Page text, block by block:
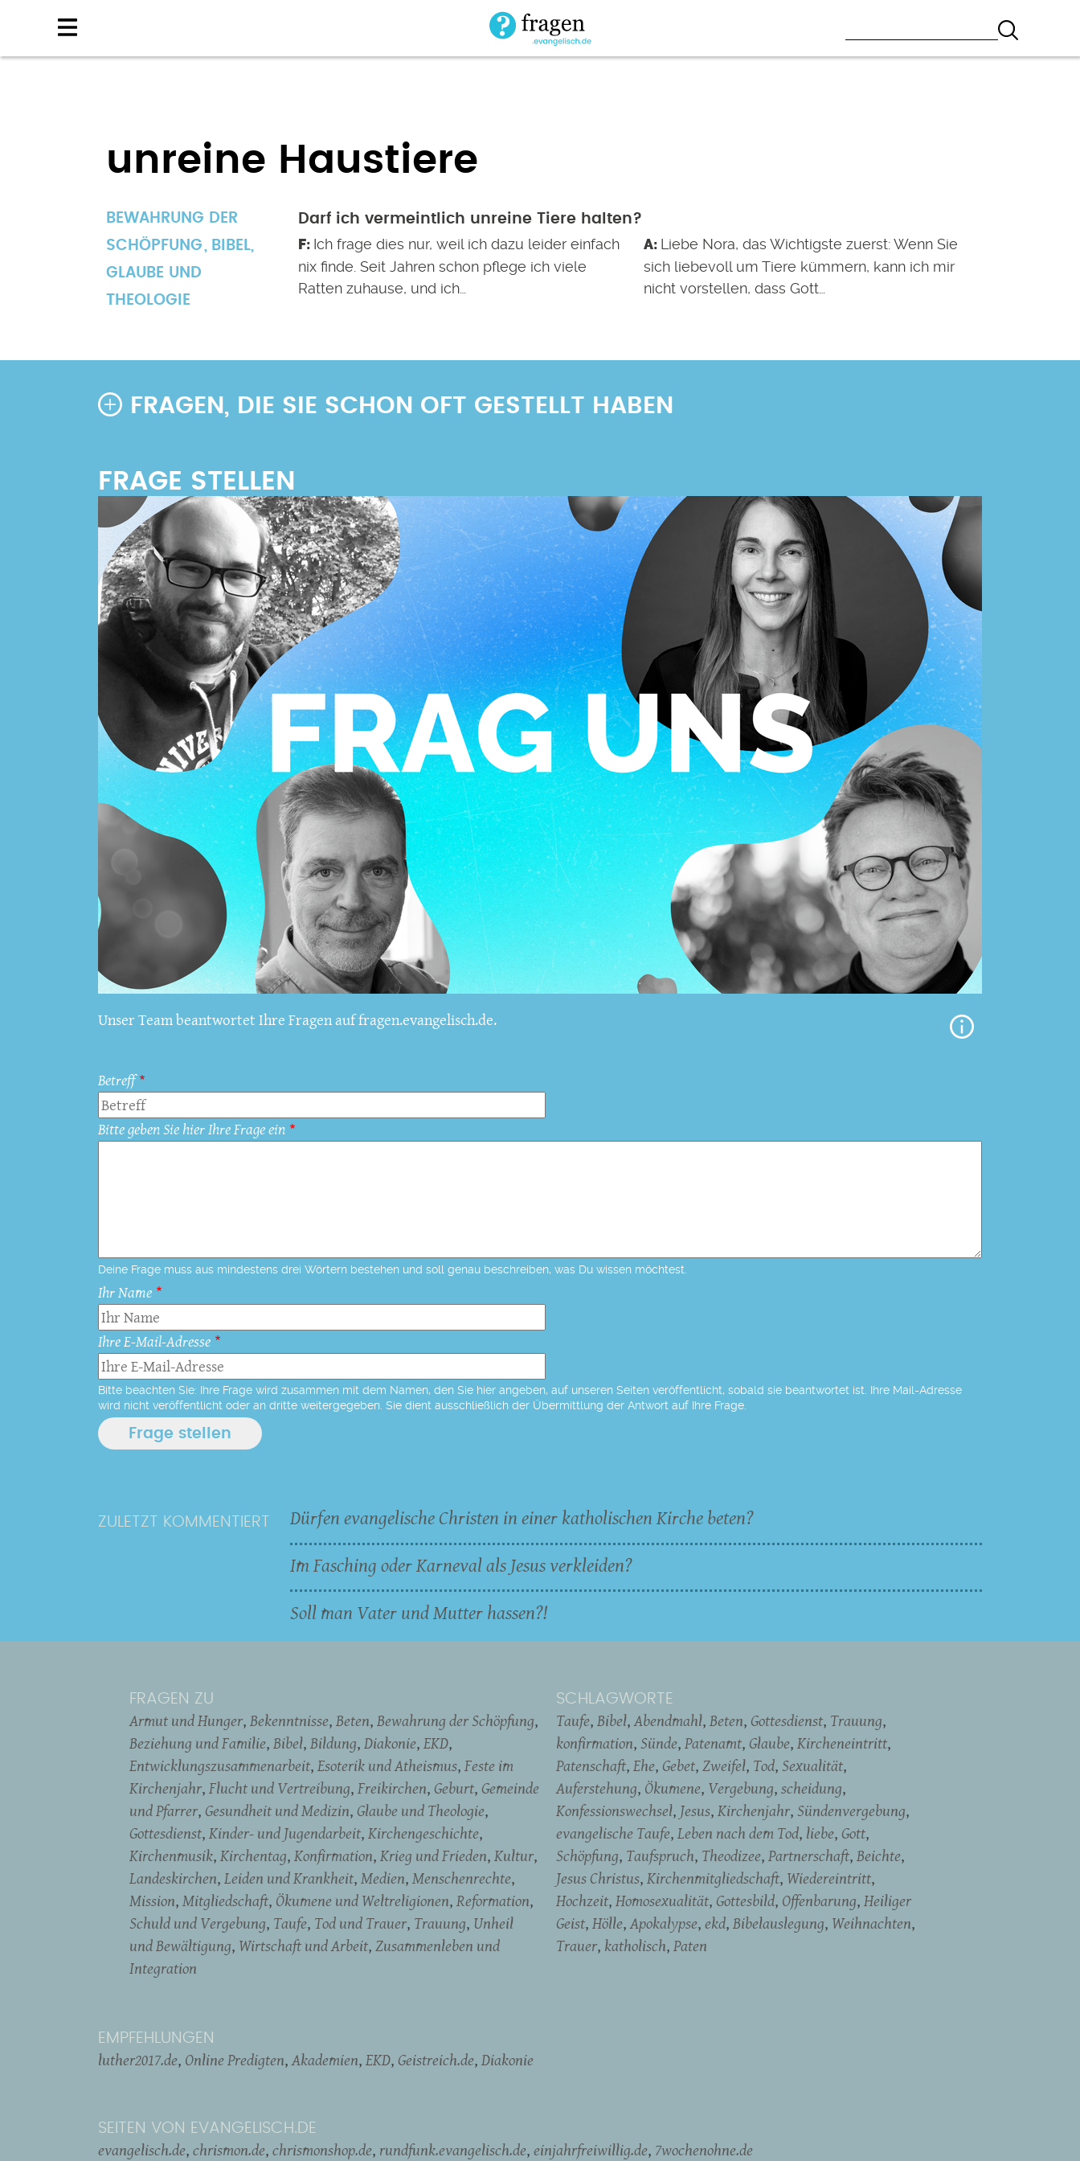
unreine Haustiere
BEWAHRUNG DER
SCHÖPFUNG
BIBEL,
GLAUBE UND
THEOLOGIE
Darf ich vermeintlich unreine Tiere halten?
Ich frage dies nur, weil ich dazu leider einfach
nix finde. Seit Jahren schon pflege ich viele
Ratten zuhause, und ich…
Liebe Nora, das Wichtigste zuerst: Wenn Sie
sich liebevoll um Tiere kümmern, kann ich mir
nicht vorstellen, dass Gott…
FRAGEN, DIE SIE SCHON OFT GESTELLT HABEN
Unser Team beantwortet Ihre Fragen auf fragen.evangelisch.de.
Betreff
Bitte geben Sie hier Ihre Frage ein
Deine Frage muss aus mindestens drei Wörtern bestehen und soll genau beschreiben, was Du wissen möchtest.
Ihr Name
Ihre E-Mail-Adresse
Bitte beachten Sie: Ihre Frage wird zusammen mit dem Namen, den Sie hier angeben, auf unseren Seiten veröffentlicht, sobald sie beantwortet ist. Ihre Mail-Adresse
wird nicht veröffentlicht oder an dritte weitergegeben. Sie dient ausschließlich der Übermittlung der Antwort auf Ihre Frage.
ZULETZT KOMMENTIERT
Dürfen evangelische Christen in einer katholischen Kirche beten?
Im Fasching oder Karneval als Jesus verkleiden?
Soll man Vater und Mutter hassen?!
FRAGEN ZU
Armut und Hunger Bekenntnisse Beten Bewahrung der Schöpfung
Beziehung und Familie Bibel Bildung Diakonie EKD
Entwicklungszusammenarbeit Esoterik und Atheismus Feste im
Kirchenjahr Flucht und Vertreibung Freikirchen Geburt Gemeinde
und Pfarrer Gesundheit und Medizin Glaube und Theologie
Gottesdienst Kinder- und Jugendarbeit Kirchengeschichte
Kirchenmusik Kirchentag Konfirmation Krieg und Frieden Kultur
Landeskirchen Leiden und Krankheit Medien Menschenrechte
Mission Mitgliedschaft Ökumene und Weltreligionen Reformation
Schuld und Vergebung Taufe Tod und Trauer Trauung Unheil
und Bewältigung Wirtschaft und Arbeit Zusammenleben und
Integration
SCHLAGWORTE
Taufe Bibel Abendmahl Beten Gottesdienst Trauung
konfirmation Sünde Patenamt Glaube Kircheneintritt
Patenschaft Ehe Gebet Zweifel Tod Sexualität
Auferstehung Ökumene Vergebung scheidung
Konfessionswechsel Jesus Kirchenjahr Sündenvergebung
evangelische Taufe Leben nach dem Tod liebe Gott
Schöpfung Taufspruch Theodizee Partnerschaft Beichte
Jesus Christus Kirchenmitgliedschaft Wiedereintritt
Hochzeit Homosexualität Gottesbild Offenbarung Heiliger
Geist Hölle Apokalypse ekd Bibelauslegung Weihnachten
Trauer katholisch Paten
EMPFEHLUNGEN
luther2017.de Online Predigten Akademien EKD Geistreich.de Diakonie
SEITEN VON EVANGELISCH.DE
evangelisch.de chrismon.de chrismonshop.de rundfunk.evangelisch.de einjahrfreiwillig.de 7wochenohne.de